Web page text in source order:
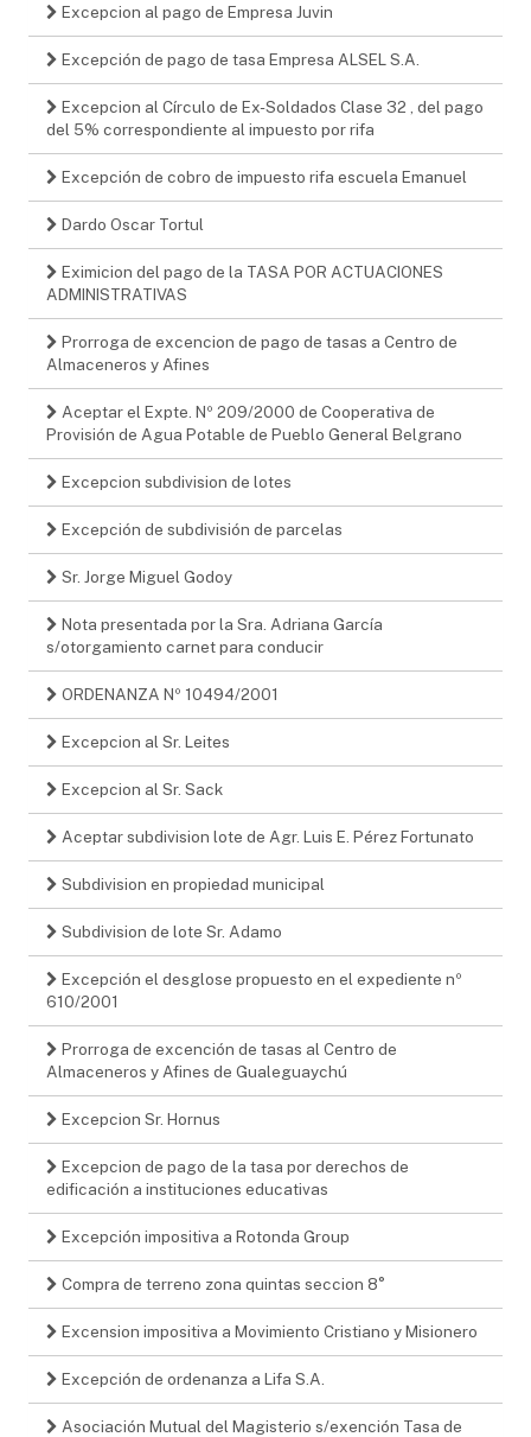
Excepcion al pago de Empresa Juvin
Excepción de pago de tasa Empresa ALSEL S.A.
Excepcion al Círculo de Ex-Soldados Clase 32 , del pago
del 5% correspondiente al impuesto por rifa
Excepción de cobro de impuesto rifa escuela Emanuel
Dardo Oscar Tortul
Eximicion del pago de la TASA POR ACTUACIONES
ADMINISTRATIVAS
Prorroga de excencion de pago de tasas a Centro de
Almaceneros y Afines
Aceptar el Expte. Nº 209/2000 de Cooperativa de
Provisión de Agua Potable de Pueblo General Belgrano
Excepcion subdivision de lotes
Excepción de subdivisión de parcelas
Sr. Jorge Miguel Godoy
Nota presentada por la Sra. Adriana García
s/otorgamiento carnet para conducir
ORDENANZA Nº 10494/2001
Excepcion al Sr. Leites
Excepcion al Sr. Sack
Aceptar subdivision lote de Agr. Luis E. Pérez Fortunato
Subdivision en propiedad municipal
Subdivision de lote Sr. Adamo
Excepción el desglose propuesto en el expediente nº
610/2001
Prorroga de excención de tasas al Centro de
Almaceneros y Afines de Gualeguaychú
Excepcion Sr. Hornus
Excepcion de pago de la tasa por derechos de
edificación a instituciones educativas
Excepción impositiva a Rotonda Group
Compra de terreno zona quintas seccion 8°
Excension impositiva a Movimiento Cristiano y Misionero
Excepción de ordenanza a Lifa S.A.
Asociación Mutual del Magisterio s/exención Tasa de